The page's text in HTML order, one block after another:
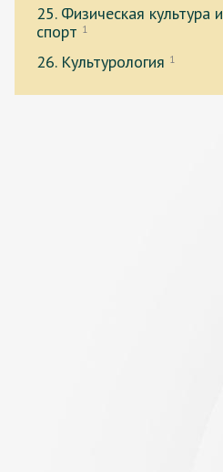
25. Физическая культура и
спорт 1
26. Культурология 1